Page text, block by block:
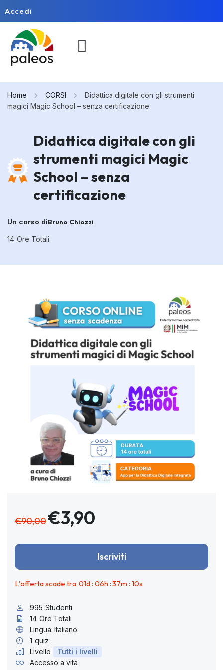
Accedi
Home CORSI
Didattica digitale con gli strumenti
magici Magic School – senza certificazione
Didattica digitale con gli
strumenti magici Magic
School – senza
certificazione
Un corso diBruno Chiozzi
14 Ore Totali
€90,00€3,90
Iscriviti
L'offerta scade tra 01d : 06h : 37m : 10s
995 Studenti
14 Ore Totali
Lingua: Italiano
1 quiz
Livello
Tutti i livelli
Accesso a vita